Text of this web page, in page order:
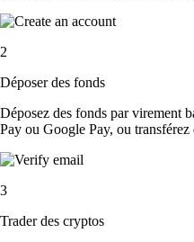
2
Déposer des fonds
Déposez des fonds par virement
Pay ou Google Pay, ou
3
Trader des cryptos